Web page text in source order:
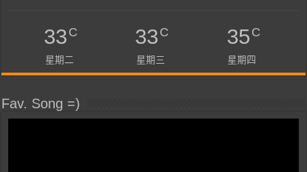
33C
星期二
33C
星期三
35C
星期四
Fav. Song =)